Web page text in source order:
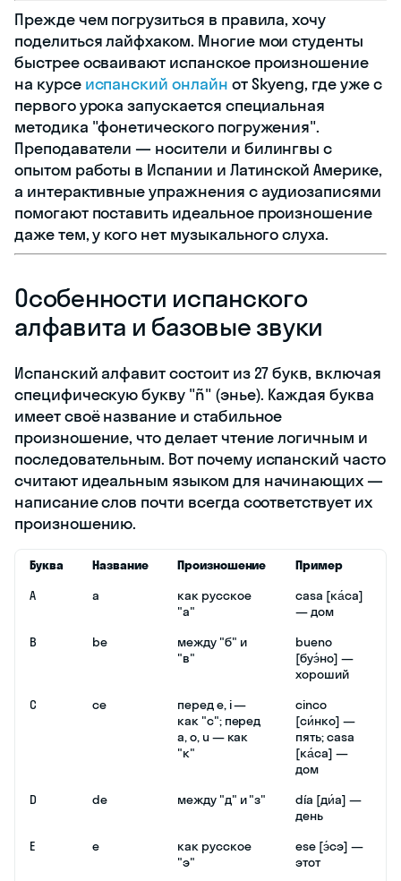
Прежде чем погрузиться в правила, хочу
поделиться лайфхаком. Многие мои студенты
быстрее осваивают испанское произношение
на курсе испанский онлайн от Skyeng, где уже с
первого урока запускается специальная
методика "фонетического погружения".
Преподаватели — носители и билингвы с
опытом работы в Испании и Латинской Америке,
а интерактивные упражнения с аудиозаписями
помогают поставить идеальное произношение
даже тем, у кого нет музыкального слуха.
Особенности испанского
алфавита и базовые звуки
Испанский алфавит состоит из 27 букв, включая
специфическую букву "ñ" (энье). Каждая буква
имеет своё название и стабильное
произношение, что делает чтение логичным и
последовательным. Вот почему испанский часто
считают идеальным языком для начинающих —
написание слов почти всегда соответствует их
произношению.
Буква Название Произношение
Пример
A
a
как русское
"а"
casa [ка́са]
— дом
B
be
между "б" и
"в"
bueno
[буэ́но] —
хороший
C
ce
перед e, i —
как "с"; перед
a, o, u — как
"к"
cinco
[си́нко] —
пять; casa
[ка́са] —
дом
D
de между "д" и "з"
día [ди́а] —
день
E
e
как русское
"э"
ese [э́сэ] —
этот